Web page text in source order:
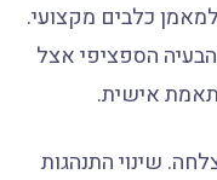
כלבים מקצועי.
הספציפי אצל
אישית.
שינוי התנהגות